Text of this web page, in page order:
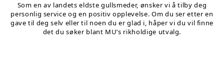
Som en av landets eldste gullsmeder, ønsker vi å tilby deg
personlig service og en positiv opplevelse. Om du ser etter en
gave til deg selv eller til noen du er glad i, håper vi du vil finne
det du søker blant MU’s rikholdige utvalg.